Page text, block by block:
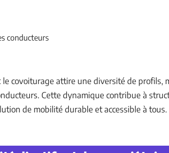
conducteurs
covoiturage attire une diversité de profils,
Cette dynamique contribue à
de mobilité durable et accessible à tous.